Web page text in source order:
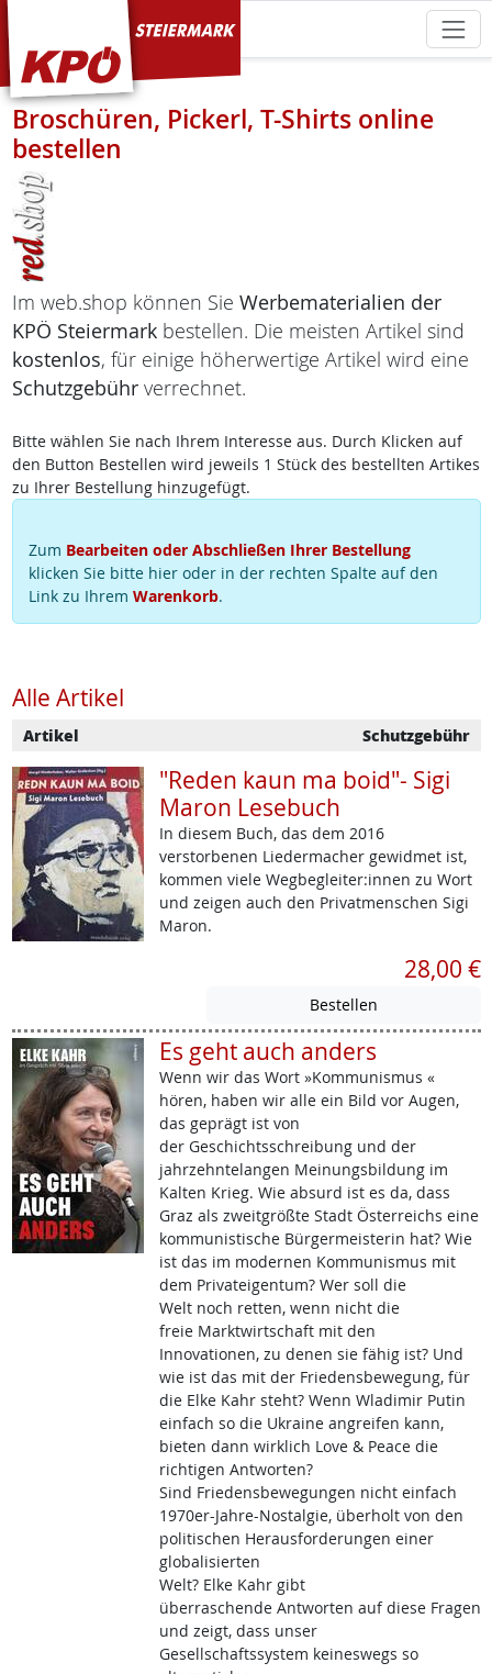
KPÖ Steiermark
Broschüren, Pickerl, T-Shirts online
bestellen
Im web.shop können Sie Werbematerialien der
KPÖ Steiermarkbestellen. Die meisten Artikel sind
kostenlos, für einige höherwertige Artikel wird eine
Schutzgebührverrechnet.
Bitte wählen Sie nach Ihrem Interesse aus. Durch Klicken auf
den Button Bestellen wird jeweils 1 Stück des bestellten Artikes
zu Ihrer Bestellung hinzugefügt.
Zum Bearbeiten oder Abschließen Ihrer Bestellung
klicken Sie bitte hier oder in der rechten Spalte auf den
Link zu Ihrem Warenkorb.
Alle Artikel
Artikel Schutzgebühr
"Reden kaun ma boid"- Sigi
Maron Lesebuch
In diesem Buch, das dem 2016
verstorbenen Liedermacher gewidmet ist,
kommen viele Wegbegleiter:innen zu Wort
und zeigen auch den Privatmenschen Sigi
Maron.
28,00 €
Es geht auch anders
Wenn wir das Wort »Kommunismus «
hören, haben wir alle ein Bild vor Augen,
das geprägt ist von
der Geschichtsschreibung und der
jahrzehntelangen Meinungsbildung im
Kalten Krieg. Wie absurd ist es da, dass
Graz als zweitgrößte Stadt Österreichs eine
kommunistische Bürgermeisterin hat? Wie
ist das im modernen Kommunismus mit
dem Privateigentum? Wer soll die
Welt noch retten, wenn nicht die
freie Marktwirtschaft mit den
Innovationen, zu denen sie fähig ist? Und
wie ist das mit der Friedensbewegung, für
die Elke Kahr steht? Wenn Wladimir Putin
einfach so die Ukraine angreifen kann,
bieten dann wirklich Love & Peace die
richtigen Antworten?
Sind Friedensbewegungen nicht einfach
1970er-Jahre-Nostalgie, überholt von den
politischen Herausforderungen einer
globalisierten
Welt? Elke Kahr gibt
überraschende Antworten auf diese Fragen
und zeigt, dass unser
Gesellschaftssystem keineswegs so